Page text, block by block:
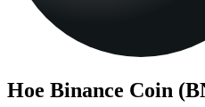
Hoe Binance Coin